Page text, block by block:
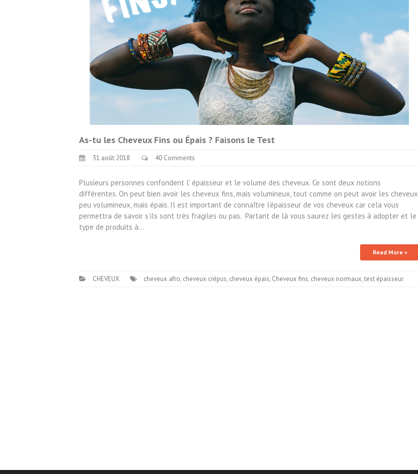
As-tu les Cheveux Fins ou Épais ? Faisons le Test
31 août 2018 40 Comments
Plusieurs personnes confondent l’ épaisseur et le volume des cheveux. Ce sont deux notions
différentes. On peut bien avoir les cheveux fins, mais volumineux, tout comme on peut avoir les cheveux
peu volumineux, mais épais. Il est important de connaître l’épaisseur de vos cheveux car cela vous
permettra de savoir s’ils sont très fragiles ou pas. Partant de là vous saurez les gestes à adopter et le
type de produits à…
Read More »
CHEVEUX cheveux afro, cheveux crépus, cheveux épais, Cheveux fins, cheveux normaux,test épaisseur